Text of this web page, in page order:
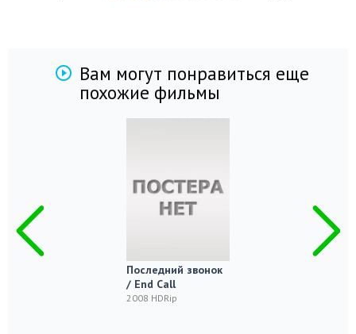
Вам могут понравиться еще
похожие фильмы
Последний звонок
/ End Call
2008 HDRip